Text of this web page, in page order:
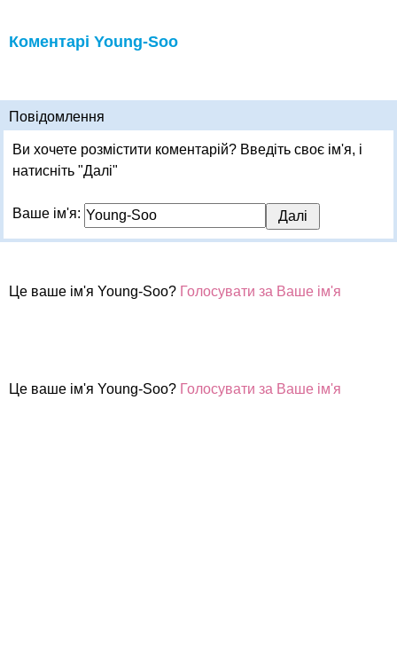
Коментарі Young-Soo
Повідомлення
Ви хочете розмістити коментарій? Введіть своє ім'я, і
натисніть "Далі"
Ваше ім'я:
Це ваше ім'я Young-Soo? Голосувати за Ваше ім'я
Це ваше ім'я Young-Soo? Голосувати за Ваше ім'я